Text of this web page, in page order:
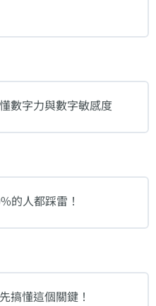
數字力與數字敏感度
的人都踩雷！
搞懂這個關鍵！